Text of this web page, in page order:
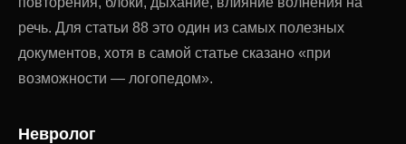
речь. Для статьи 88 это один из самых полезных
документов, хотя в самой статье сказано «при
возможности — логопедом».
Невролог